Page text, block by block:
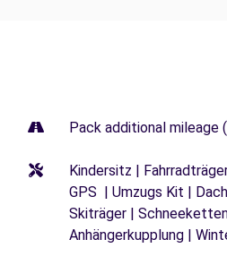
Pack additional mileage
Kindersitz |
GPS | Umzugs Kit |
Skiträger |
Anhängerkupplung |